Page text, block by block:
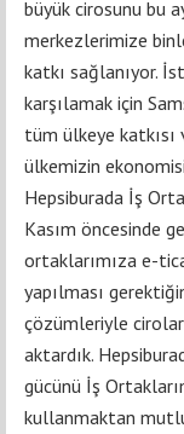
büyük cirosunu bu
merkezlerimize
katkı sağlanıyor.
karşılamak için
tüm ülkeye katkısı
ülkemizin
Hepsiburada İş
Kasım öncesinde
ortaklarımıza e-
yapılması
çözümleriyle
aktardık.
gücünü İş
kullanmaktan